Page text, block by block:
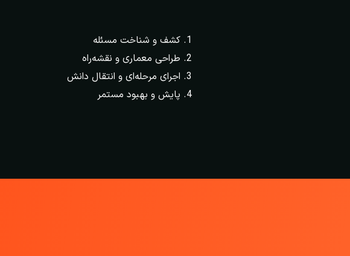
کشف و شناخت مسئله
طراحی معماری و نقشه‌راه
اجرای مرحله‌ای و انتقال دانش
پایش و بهبود مستمر